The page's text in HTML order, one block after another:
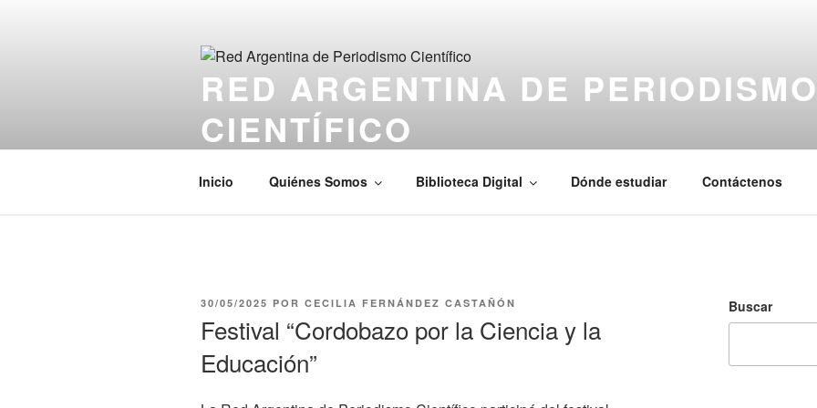
RED ARGENTINA DE
CIENTÍFICO
Inicio Quiénes Somos Biblioteca Digital Dónde estudiar Contáctenos
PUBLICADO
30/05/2025 POR CECILIA FERNÁNDEZ CASTAÑÓN
Festival “Cordobazo por la Ciencia y la
Educación”
Buscar